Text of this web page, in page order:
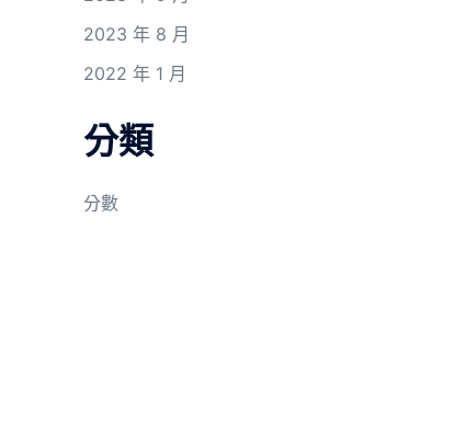
2023 年 8 月
2022 年 1 月
分類
分數